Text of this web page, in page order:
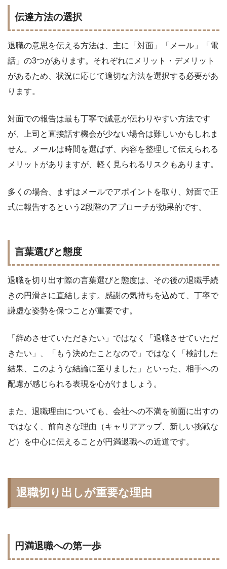
伝達方法の選択
退職の意思を伝える方法は、主に「対面」「メール」「電
話」の3つがあります。それぞれにメリット・デメリット
があるため、状況に応じて適切な方法を選択する必要があ
ります。
対面での報告は最も丁寧で誠意が伝わりやすい方法です
が、上司と直接話す機会が少ない場合は難しいかもしれま
せん。メールは時間を選ばず、内容を整理して伝えられる
メリットがありますが、軽く見られるリスクもあります。
多くの場合、まずはメールでアポイントを取り、対面で正
式に報告するという2段階のアプローチが効果的です。
言葉選びと態度
退職を切り出す際の言葉選びと態度は、その後の退職手続
きの円滑さに直結します。感謝の気持ちを込めて、丁寧で
謙虚な姿勢を保つことが重要です。
「辞めさせていただきたい」ではなく「退職させていただ
きたい」、「もう決めたことなので」ではなく「検討した
結果、このような結論に至りました」といった、相手への
配慮が感じられる表現を心がけましょう。
また、退職理由についても、会社への不満を前面に出すの
ではなく、前向きな理由（キャリアアップ、新しい挑戦な
ど）を中心に伝えることが円満退職への近道です。
退職切り出しが重要な理由
円満退職への第一歩